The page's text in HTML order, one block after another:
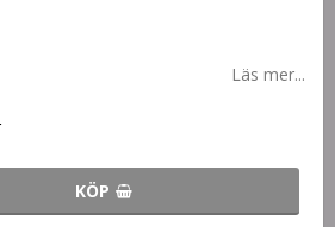
Läs mer...
KÖP